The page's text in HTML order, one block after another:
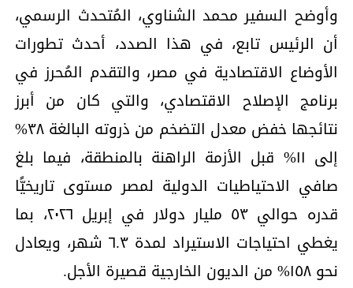
وأوضح السفير محمد الشناوي، المُتحدث الرسمي،
أن الرئيس تابع، في هذا الصدد، أحدث تطورات
الأوضاع الاقتصادية في مصر، والتقدم المُحرز في
برنامج الإصلاح الاقتصادي، والتي كان من أبرز
نتائجها خفض معدل التضخم من ذروته البالغة ٣٨%
إلى ١١% قبل الأزمة الراهنة بالمنطقة، فيما بلغ
صافي الاحتياطيات الدولية لمصر مستوى تاريخيًّا
قدره حوالي ٥٣ مليار دولار في إبريل ٢٠٢٦، بما
يغطي احتياجات الاستيراد لمدة ٦.٣ شهر، ويعادل
نحو ١٥٨% من الديون الخارجية قصيرة الأجل.